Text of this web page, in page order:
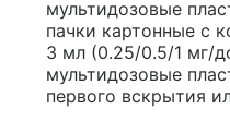
мультидозовые
пачки картонные с
3 мл (0.25/0.5/1 мг/
мультидозовые
первого вскрытия